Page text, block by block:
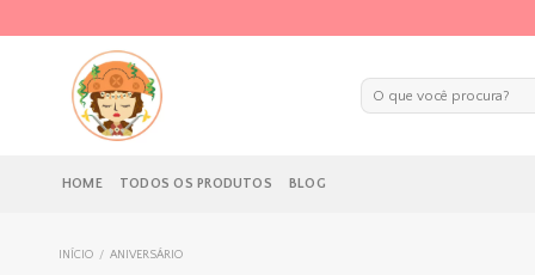
to
Pesquisar
por:
HOME TODOS OS PRODUTOS BLOG
INÍCIO / ANIVERSÁRIO